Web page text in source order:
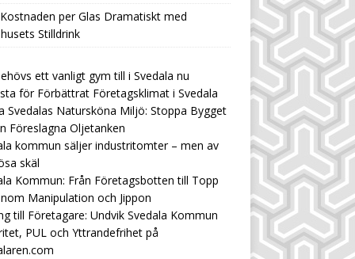
per Glas Dramatiskt med
Stilldrink
ett vanligt gym till i Svedala nu
för Förbättrat Företagsklimat i Svedala
Svedalas Natursköna Miljö: Stoppa Bygget
Föreslagna Oljetanken
kommun säljer industritomter – men av
skäl
Kommun: Från Företagsbotten till Topp
Manipulation och Jippon
till Företagare: Undvik Svedala Kommun
PUL och Yttrandefrihet på